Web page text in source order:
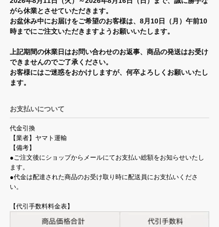
がら休業とさせていただきます。
お盆休み中にお届けをご希望のお客様は、8月10日（月）午前10
時までにご注文いただきますようお願いいたします。
上記期間の休業日はお問い合わせのお返事、商品の発送はお受け
できませんのでご了承ください。
お客様にはご迷惑をおかけしますが、何卒よろしくお願いいたし
ます。
お支払いについて
代金引換
【業者】ヤマト運輸
【備考】
●ご注文後にショップからメールにてお支払い総額をお知らせいたし
ます。
●代金は配達された商品のお受け取り時に配送員にお支払いくださ
い。
【代引手数料料金表】